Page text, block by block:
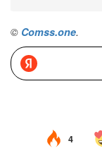
© Comss.one.